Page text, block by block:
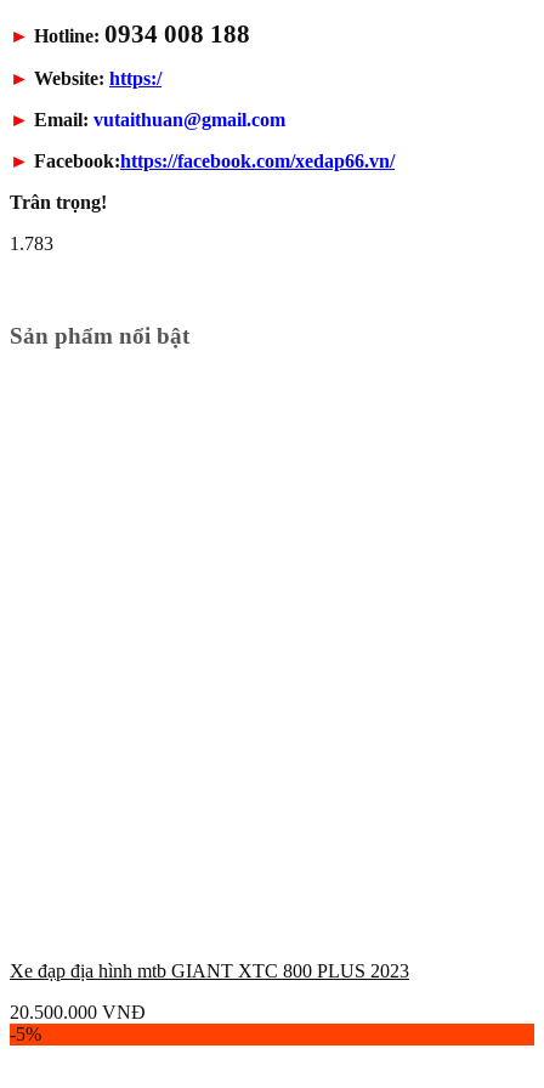
► Hotline: 0934 008 188
► Website: https:/
► Email: vutaithuan@gmail.com
► Facebook:https://facebook.com/xedap66.vn/
Trân trọng!
1.783
Sản phẩm nổi bật
Xe đạp địa hình mtb GIANT XTC 800 PLUS 2023
20.500.000 VNĐ
-5%